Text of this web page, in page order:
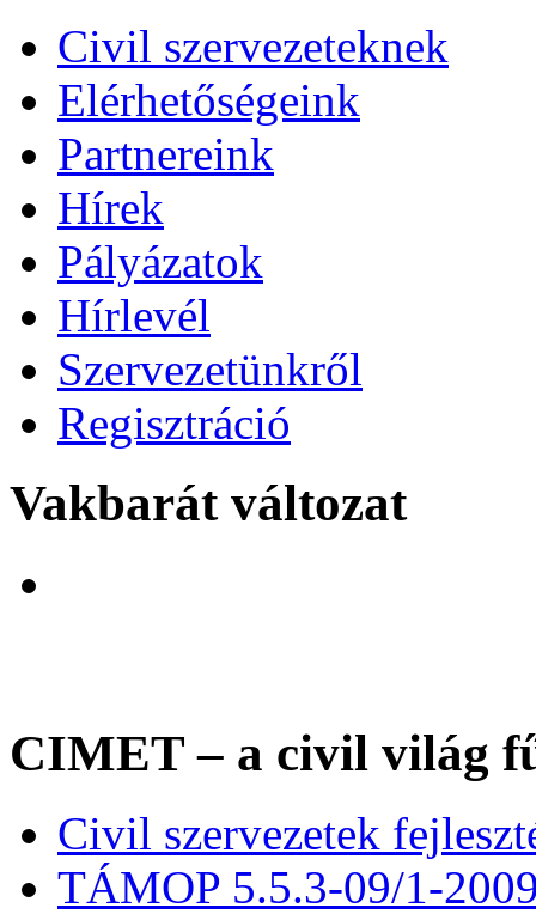
Civil szervezeteknek
Elérhetőségeink
Partnereink
Hírek
Pályázatok
Hírlevél
Szervezetünkről
Regisztráció
Vakbarát változat
CIMET – a civil világ
Civil szervezetek
TÁMOP 5.5.3-09/1-